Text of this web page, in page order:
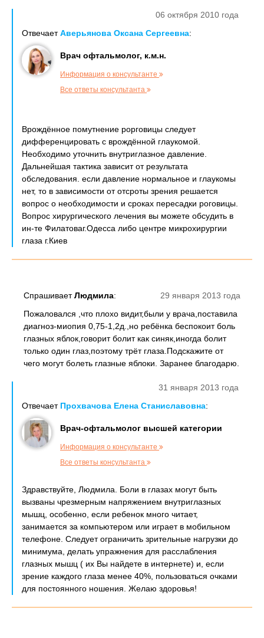
06 октября 2010 года
ОтвечаетАверьянова Оксана Сергеевна:
Врач офтальмолог, к.м.н.
Информация о консультанте
Все ответы консультанта
Врождённое помутнение рорговицы следует
дифференцировать с врождённой глаукомой.
Необходимо уточнить внутриглазное давление.
Дальнейшая тактика зависит от результата
обследования. если давление нормальное и глаукомы
нет, то в зависимости от отсроты зрения решается
вопрос о необходимости и сроках пересадки роговицы.
Вопрос хирургического лечения вы можете обсудить в
ин-те Филатоваг.Одесса либо центре микрохирургии
глаза г.Киев
29 января 2013 года
СпрашиваетЛюдмила:
Пожаловался ,что плохо видит,были у врача,поставила
диагноз-миопия 0,75-1,2д.,но ребёнка беспокоит боль
глазных яблок,говорит болит как синяк,иногда болит
только один глаз,поэтому трёт глаза.Подскажите от
чего могут болеть глазные яблоки. Заранее благодарю.
31 января 2013 года
Отвечает Прохвачова Елена Станиславовна:
Врач-офтальмолог высшей категории
Информация о консультанте
Все ответы консультанта
Здравствуйте, Людмила. Боли в глазах могут быть
вызваны чрезмерным напряжением внутриглазных
мышц, особенно, если ребенок много читает,
занимается за компьютером или играет в мобильном
телефоне. Следует ограничить зрительные нагрузки до
минимума, делать упражнения для расслабления
глазных мышц ( их Вы найдете в интернете) и, если
зрение каждого глаза менее 40%, пользоваться очками
для постоянного ношения. Желаю здоровья!